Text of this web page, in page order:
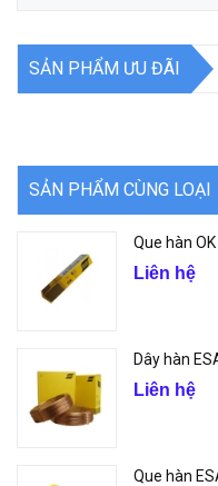
SẢN PHẨM ƯU ĐÃI
SẢN PHẨM CÙNG LOẠI
Que hàn
Liên hệ
Dây hàn
Liên hệ
Que hàn